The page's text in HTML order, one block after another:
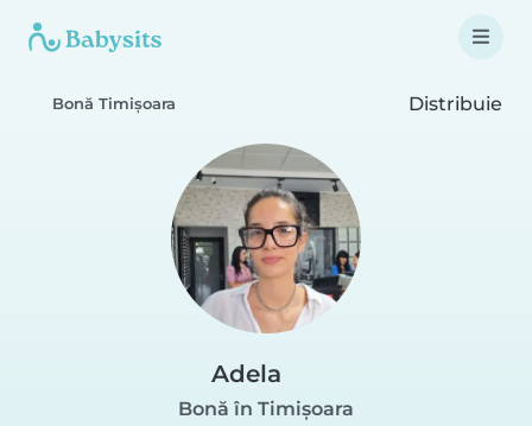
Bonă Timișoara Distribuie
Adela
Bonă în Timișoara